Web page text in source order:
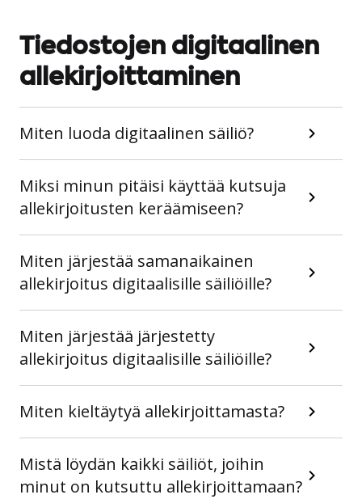
Tiedostojen digitaalinen
allekirjoittaminen
Miten luoda digitaalinen säiliö?
Miksi minun pitäisi käyttää kutsuja
allekirjoitusten keräämiseen?
Miten järjestää samanaikainen
allekirjoitus digitaalisille säiliöille?
Miten järjestää järjestetty
allekirjoitus digitaalisille säiliöille?
Miten kieltäytyä allekirjoittamasta?
Mistä löydän kaikki säiliöt, joihin
minut on kutsuttu allekirjoittamaan?